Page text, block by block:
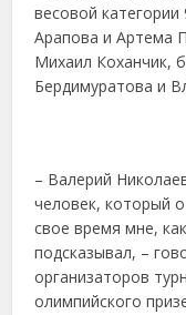
весовой
Арапова и Артема
Михаил Коханчик,
Бердимуратова и
– Валерий
человек, который
свое время мне,
подсказывал, –
организаторов
олимпийского